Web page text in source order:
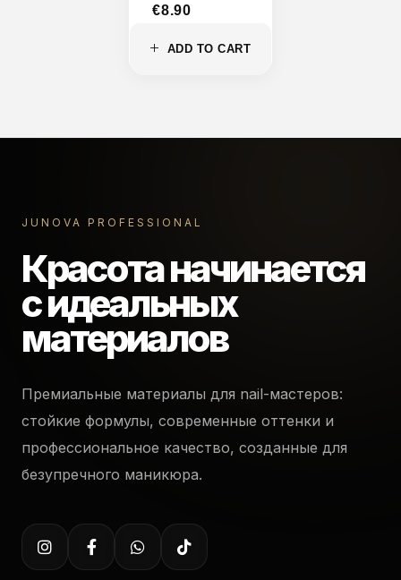
ADD TO CART
€8.90
JUNOVA PROFESSIONAL
Красота начинается
с идеальных
материалов
Премиальные материалы для nail-мастеров:
стойкие формулы, современные оттенки и
профессиональное качество, созданные для
безупречного маникюра.